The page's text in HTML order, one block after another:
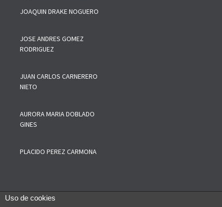
JOAQUIN DRAKE NOGUERO
JOSE ANDRES GOMEZ
RODRIGUEZ
JUAN CARLOS CARNERERO
NIETO
AURORA MARIA DOBLADO
GINES
PLACIDO PEREZ CARMONA
Uso de cookies